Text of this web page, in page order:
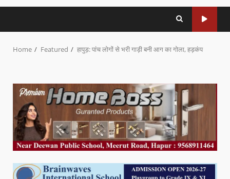
Home Featured हापुड़: पांच लोगों से भरी गाड़ी बनी आग का गोला, हड़कंप